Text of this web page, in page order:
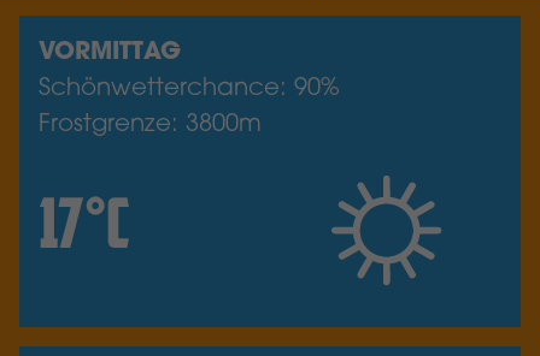
VORMITTAG
Schönwetterchance: 90%
Frostgrenze: 3800m
17°C